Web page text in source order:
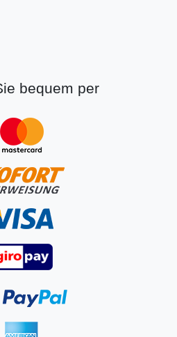
bequem per